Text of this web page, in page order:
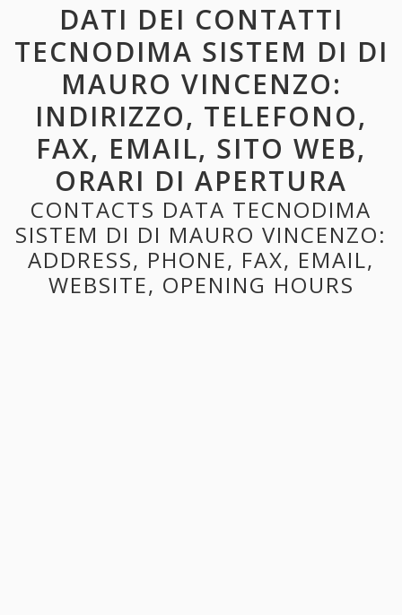
DATI DEI CONTATTI
TECNODIMA SISTEM DI DI
MAURO VINCENZO:
INDIRIZZO, TELEFONO,
FAX, EMAIL, SITO WEB,
ORARI DI APERTURA
CONTACTS DATA TECNODIMA
SISTEM DI DI MAURO VINCENZO:
ADDRESS, PHONE, FAX, EMAIL,
WEBSITE, OPENING HOURS